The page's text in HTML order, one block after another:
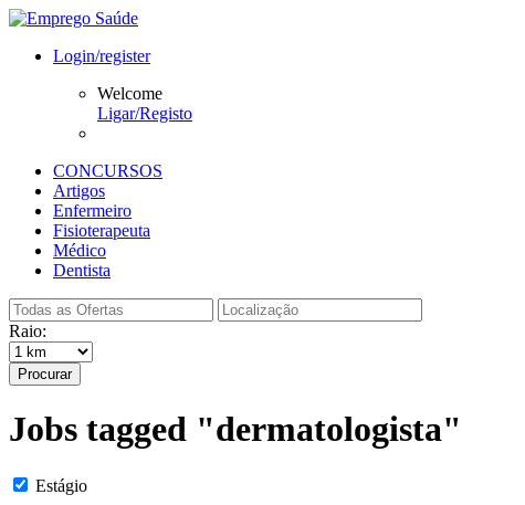
Login/register
Welcome
Ligar/Registo
CONCURSOS
Artigos
Enfermeiro
Fisioterapeuta
Médico
Dentista
Raio:
Procurar
Jobs tagged "dermatologista"
Estágio